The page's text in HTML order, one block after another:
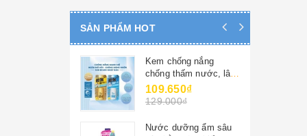
SẢN PHẨM HOT
Kem chống nắng
chống thấm nước, lâu
trôi omi sunbears spf
50+ pa++++ - omi
109.650₫
129.000₫
Nước dưỡng ẩm sâu